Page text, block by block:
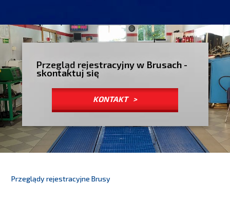
Przegląd rejestracyjny w Brusach -
skontaktuj się
KONTAKT
Przeglądy rejestracyjne Brusy